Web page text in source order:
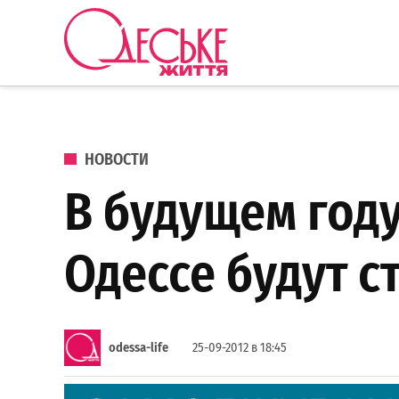
Перейти к содержанию
ОПУБЛИКОВАНО В
НОВОСТИ
В будущем
Одессе будут
odessa-life 25-09-2012 в 18:45